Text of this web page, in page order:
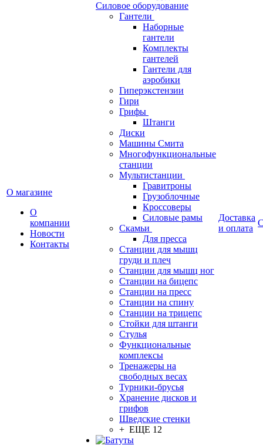
О магазине
О
компании
Новости
Контакты
Силовое оборудование
Гантели
Наборные
гантели
Комплекты
гантелей
Гантели для
аэробики
Гиперэкстензии
Гири
Грифы
Штанги
Диски
Машины Смита
Многофункциональные
станции
Мультистанции
Гравитроны
Грузоблочные
Кроссоверы
Силовые рамы
Скамьи
Для пресса
Станции для мышц
груди и плеч
Станции для мышц ног
Станции на бицепс
Станции на пресс
Станции на спину
Станции на трицепс
Стойки для штанги
Стулья
Функциональные
комплексы
Тренажеры на
свободных весах
Турники-брусья
Хранение дисков и
грифов
Шведские стенки
+ ЕЩЕ 12
Доставка
и оплата